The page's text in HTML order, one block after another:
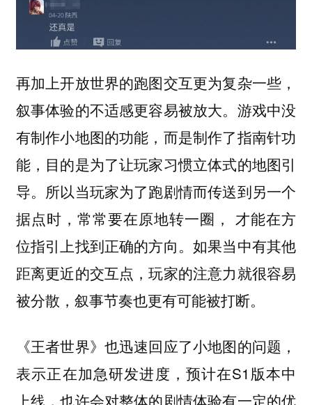
再加上开放世界的跑图交互更为复杂一些，
叙事体验的不适感更容易被放大。游戏中没
有制作小地图的功能，而是制作了指南针功
能，目的是为了让玩家习惯立体式的地图引
导。所以当玩家为了跑剧情而传送到另一个
据点时，常常要在原地转一圈， 才能在方
位指引上找到正确的方向。如果当中有其他
距离更近的交互点，玩家的注意力就很容易
被分散，叙事节奏也更有可能被打断。
《王者世界》也迅速回应了小地图的问题，
表示正在加急研发进度，预计在S1版本中
上线，也许会对整体的剧情体验有一定的优